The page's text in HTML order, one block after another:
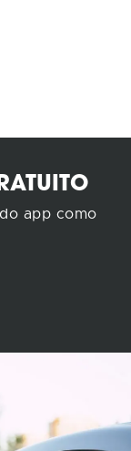
app como